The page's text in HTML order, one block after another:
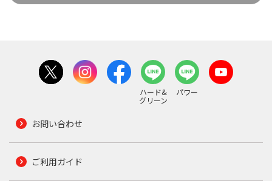
ハード&
グリーン
パワー
お問い合わせ
ご利用ガイド